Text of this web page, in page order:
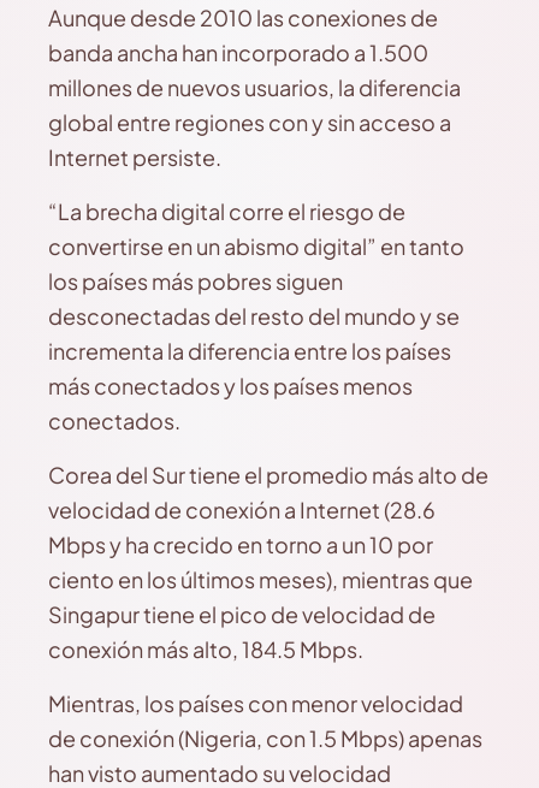
Aunque desde 2010 las conexiones de
banda ancha han incorporado a 1.500
millones de nuevos usuarios, la diferencia
global entre regiones con y sin acceso a
Internet persiste.
“La brecha digital corre el riesgo de
convertirse en un abismo digital” en tanto
los países más pobres siguen
desconectadas del resto del mundo y se
incrementa la diferencia entre los países
más conectados y los países menos
conectados.
Corea del Sur tiene el promedio más alto de
velocidad de conexión a Internet (28.6
Mbps y ha crecido en torno a un 10 por
ciento en los últimos meses), mientras que
Singapur tiene el pico de velocidad de
conexión más alto, 184.5 Mbps.
Mientras, los países con menor velocidad
de conexión (Nigeria, con 1.5 Mbps) apenas
han visto aumentado su velocidad